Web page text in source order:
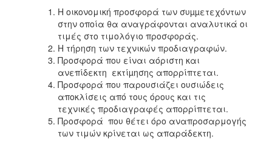
Η οικονομική προσφορά των συµµετεχόντων
στην οποία θα αναγράφονται αναλυτικά οι
τιμές στο τιμολόγιο προσφοράς.
Η τήρηση των τεχνικών προδιαγραφών.
Προσφορά που είναι αόριστη και
ανεπίδεκτη εκτίµησης απορρίπτεται.
Προσφορά που παρουσιάζει ουσιώδεις
αποκλίσεις από τους όρους και τις
τεχνικές προδιαγραφές απορρίπτεται.
Προσφορά που θέτει όρο αναπροσαρμογής
των τιμών κρίνεται ως απαράδεκτη.